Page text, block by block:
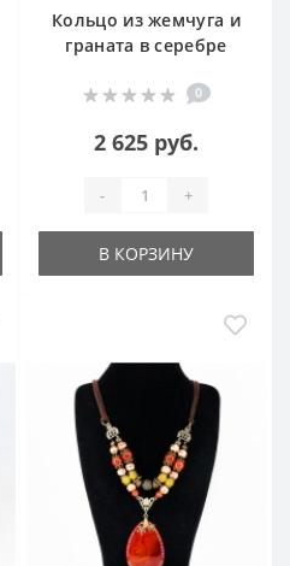
Кольцо из жемчуга и
граната в серебре
0
2 625 руб.
- +
В КОРЗИНУ